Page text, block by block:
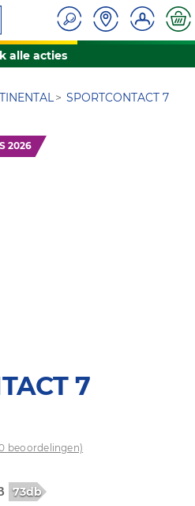
alle acties
SPORTCONTACT 7
2026
7
beoordelingen)
73db